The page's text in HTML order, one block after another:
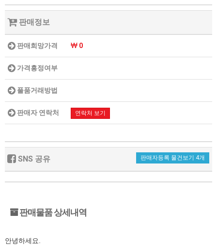
판매정보
판매희망가격 0
가격흥정여부
풀품거래방법
판매자 연락처 연락처 보기
SNS 공유 판매자등록 물건보기 4개
판매물품 상세내역
안녕하세요.